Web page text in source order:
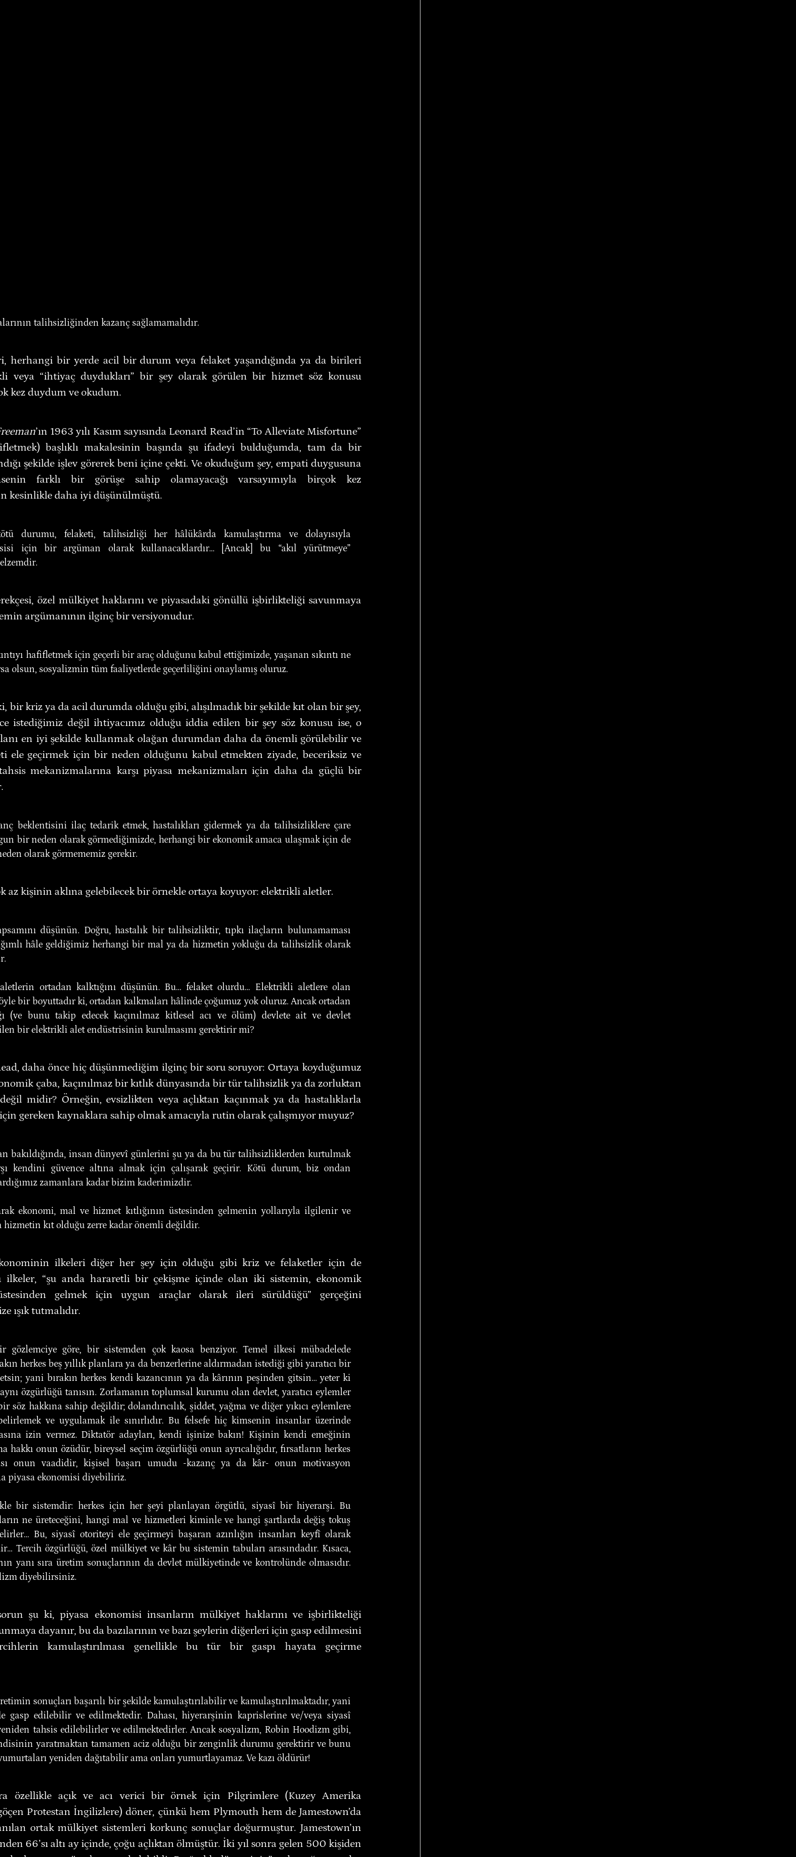
talihsizliğinden kazanç sağlamamalıdır.
herhangi bir yerde acil bir durum veya felaket yaşandığında ya da birileri
veya “ihtiyaç duydukları” bir şey olarak görülen bir hizmet söz konusu
kez duydum ve okudum.
’ın 1963 yılı Kasım sayısında Leonard Read’in “To Alleviate Misfortune”
başlıklı makalesinin başında şu ifadeyi bulduğumda, tam da bir
şekilde işlev görerek beni içine çekti. Ve okuduğum şey, empati duygusuna
farklı bir görüşe sahip olamayacağı varsayımıyla birçok kez
kesinlikle daha iyi düşünülmüştü.
durumu, felaketi, talihsizliği her hâlükârda kamulaştırma ve dolayısıyla
için bir argüman olarak kullanacaklardır... [Ancak] bu “akıl yürütmeye”
özel mülkiyet haklarını ve piyasadaki gönüllü işbirlikteliği savunmaya
argümanının ilginç bir versiyonudur.
hafifletmek için geçerli bir araç olduğunu kabul ettiğimizde, yaşanan sıkıntı ne
olsun, sosyalizmin tüm faaliyetlerde geçerliliğini onaylamış oluruz.
bir kriz ya da acil durumda olduğu gibi, alışılmadık bir şekilde kıt olan bir şey,
istediğimiz değil ihtiyacımız olduğu iddia edilen bir şey söz konusu ise, o
en iyi şekilde kullanmak olağan durumdan daha da önemli görülebilir ve
ele geçirmek için bir neden olduğunu kabul etmekten ziyade, beceriksiz ve
mekanizmalarına karşı piyasa mekanizmaları için daha da güçlü bir
beklentisini ilaç tedarik etmek, hastalıkları gidermek ya da talihsizliklere çare
bir neden olarak görmediğimizde, herhangi bir ekonomik amaca ulaşmak için de
olarak görmememiz gerekir.
az kişinin aklına gelebilecek bir örnekle ortaya koyuyor: elektrikli aletler.
düşünün. Doğru, hastalık bir talihsizliktir, tıpkı ilaçların bulunamaması
hâle geldiğimiz herhangi bir mal ya da hizmetin yokluğu da talihsizlik olarak
ortadan kalktığını düşünün. Bu... felaket olurdu... Elektrikli aletlere olan
öyle bir boyuttadır ki, ortadan kalkmaları hâlinde çoğumuz yok oluruz. Ancak ortadan
(ve bunu takip edecek kaçınılmaz kitlesel acı ve ölüm) devlete ait ve devlet
bir elektrikli alet endüstrisinin kurulmasını gerektirir mi?
daha önce hiç düşünmediğim ilginç bir soru soruyor: Ortaya koyduğumuz
çaba, kaçınılmaz bir kıtlık dünyasında bir tür talihsizlik ya da zorluktan
değil midir? Örneğin, evsizlikten veya açlıktan kaçınmak ya da hastalıklarla
gereken kaynaklara sahip olmak amacıyla rutin olarak çalışmıyor muyuz?
bakıldığında, insan dünyevî günlerini şu ya da bu tür talihsizliklerden kurtulmak
kendini güvence altına almak için çalışarak geçirir. Kötü durum, biz ondan
zamanlara kadar bizim kaderimizdir.
ekonomi, mal ve hizmet kıtlığının üstesinden gelmenin yollarıyla ilgilenir ve
hizmetin kıt olduğu zerre kadar önemli değildir.
ilkeleri diğer her şey için olduğu gibi kriz ve felaketler için de
ilkeler, “şu anda hararetli bir çekişme içinde olan iki sistemin, ekonomik
gelmek için uygun araçlar olarak ileri sürüldüğü” gerçeğini
ışık tutmalıdır.
gözlemciye göre, bir sistemden çok kaosa benziyor. Temel ilkesi mübadelede
herkes beş yıllık planlara ya da benzerlerine aldırmadan istediği gibi yaratıcı bir
yani bırakın herkes kendi kazancının ya da kârının peşinden gitsin... yeter ki
özgürlüğü tanısın. Zorlamanın toplumsal kurumu olan devlet, yaratıcı eylemler
söz hakkına sahip değildir; dolandırıcılık, şiddet, yağma ve diğer yıkıcı eylemlere
ve uygulamak ile sınırlıdır. Bu felsefe hiç kimsenin insanlar üzerinde
izin vermez. Diktatör adayları, kendi işinize bakın! Kişinin kendi emeğinin
hakkı onun özüdür, bireysel seçim özgürlüğü onun ayrıcalığıdır, fırsatların herkes
onun vaadidir, kişisel başarı umudu -kazanç ya da kâr- onun motivasyon
piyasa ekonomisi diyebiliriz.
bir sistemdir: herkes için her şeyi planlayan örgütlü, siyasî bir hiyerarşi. Bu
ne üreteceğini, hangi mal ve hizmetleri kiminle ve hangi şartlarda değiş tokuş
Bu, siyasî otoriteyi ele geçirmeyi başaran azınlığın insanları keyfî olarak
Tercih özgürlüğü, özel mülkiyet ve kâr bu sistemin tabuları arasındadır. Kısaca,
yanı sıra üretim sonuçlarının da devlet mülkiyetinde ve kontrolünde olmasıdır.
diyebilirsiniz.
şu ki, piyasa ekonomisi insanların mülkiyet haklarını ve işbirlikteliği
dayanır, bu da bazılarının ve bazı şeylerin diğerleri için gasp edilmesini
kamulaştırılması genellikle bu tür bir gaspı hayata geçirme
sonuçları başarılı bir şekilde kamulaştırılabilir ve kamulaştırılmaktadır, yani
gasp edilebilir ve edilmektedir. Dahası, hiyerarşinin kaprislerine ve/veya siyasî
tahsis edilebilirler ve edilmektedirler. Ancak sosyalizm, Robin Hoodizm gibi,
yaratmaktan tamamen aciz olduğu bir zenginlik durumu gerektirir ve bunu
yeniden dağıtabilir ama onları yumurtlayamaz. Ve kazı öldürür!
özellikle açık ve acı verici bir örnek için Pilgrimlere (Kuzey Amerika
Protestan İngilizlere) döner, çünkü hem Plymouth hem de Jamestown’da
ortak mülkiyet sistemleri korkunç sonuçlar doğurmuştur. Jamestown’ın
66’sı altı ay içinde, çoğu açlıktan ölmüştür. İki yıl sonra gelen 500 kişiden